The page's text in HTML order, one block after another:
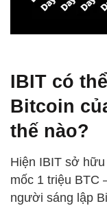
IBIT có
Bitcoin
thế nào?
Hiện IBIT sở
mốc 1 triệu BTC
người sáng lập